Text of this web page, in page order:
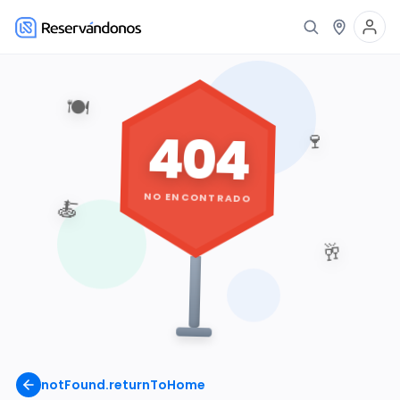
notFound.returnToHome
🍽️
🍷
🥂
🍝
404
NO ENCONTRADO